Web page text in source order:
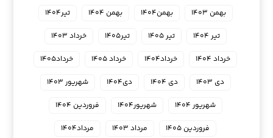
بهمن ۱۴۰۳
بهمن۱۴۰۴ بهمن ۱۴۰۴
تیر۱۴۰۴
تیر ۱۴۰۴
تیر ۱۴۰۵ تیر۱۴۰۵
خرداد ۱۴۰۳
خرداد ۱۴۰۴
خرداد۱۴۰۴ خرداد ۱۴۰۵
خرداد۱۴۰۵
دی ۱۴۰۳
دی ۱۴۰۴ دی۱۴۰۴
شهریور ۱۴۰۳
شهریور ۱۴۰۴
شهریور۱۴۰۴
فروردین ۱۴۰۴
فروردین ۱۴۰۵
مرداد ۱۴۰۳ مرداد۱۴۰۴